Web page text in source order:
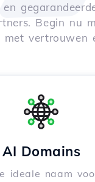
Begin nu
met vertrouwen
AI Domains
ideale naam